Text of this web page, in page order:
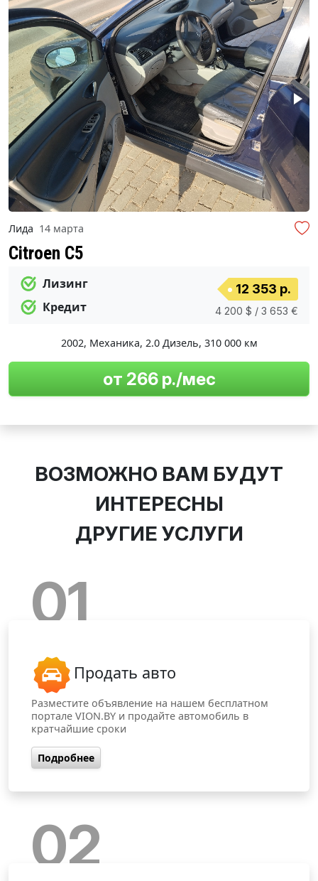
Лида 14 марта
Citroen C5
Лизинг
Кредит
12 353 р.
4 200 $ / 3 653 €
2002, Механика, 2.0 Дизель, 310 000 км
от 266 р./мес
ВОЗМОЖНО ВАМ БУДУТ
ИНТЕРЕСНЫ
ДРУГИЕ УСЛУГИ
01
Продать авто
Разместите объявление на нашем бесплатном
портале VION.BY и продайте автомобиль в
кратчайшие сроки
Подробнее
02